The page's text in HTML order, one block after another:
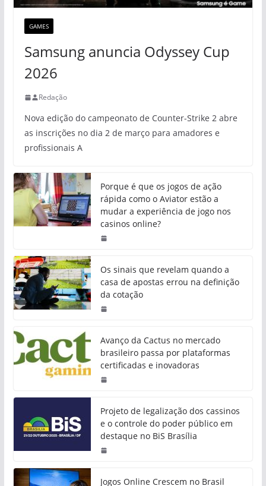
GAMES
Samsung anuncia Odyssey Cup
2026
Redação
Nova edição do campeonato de Counter-Strike 2 abre
as inscrições no dia 2 de março para amadores e
profissionais A
Porque é que os jogos de ação
rápida como o Aviator estão a
mudar a experiência de jogo nos
casinos online?
Os sinais que revelam quando a
casa de apostas errou na definição
da cotação
Avanço da Cactus no mercado
brasileiro passa por plataformas
certificadas e inovadoras
Projeto de legalização dos cassinos
e o controle do poder público em
destaque no BiS Brasília
Jogos Online Crescem no Brasil